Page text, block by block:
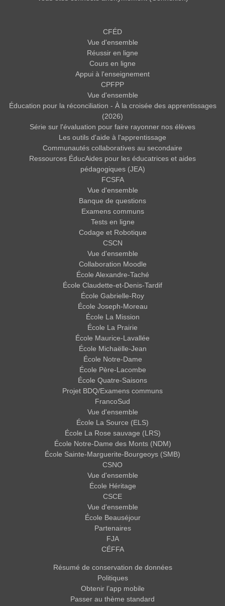
CFÉD
Vue d'ensemble
Réussir en ligne
Cours en ligne
Appui à l'enseignement
CPFPP
Vue d'ensemble
Éducation pour la réconciliation - À la croisée des apprentissages
(2026)
Série sur l'évaluation pour faire rayonner nos élèves
Les outils d'aide à l'apprentissage
Communautés collaboratives au secondaire
Ressources ÉducAides pour les éducatrices et aides
pédagogiques (JEA)
FCSFA
Vue d'ensemble
Banque de questions
Examens communs
Tests en ligne
Codage et Robotique
CSCN
Vue d'ensemble
Collaboration Moodle
École Alexandre-Taché
École Claudette-et-Denis-Tardif
École Gabrielle-Roy
École Joseph-Moreau
École La Mission
École La Prairie
École Maurice-Lavallée
École Michaëlle-Jean
École Notre-Dame
École Père-Lacombe
École Quatre-Saisons
Projet BDQ/Examens communs
FrancoSud
Vue d'ensemble
École La Source (ELS)
École La Rose sauvage (LRS)
École Notre-Dame des Monts (NDM)
École Sainte-Marguerite-Bourgeoys (SMB)
CSNO
Vue d'ensemble
École Héritage
CSCE
Vue d'ensemble
École Beauséjour
Partenaires
FJA
CÉFFA
Résumé de conservation de données
Politiques
Obtenir l’app mobile
Passer au thème standard